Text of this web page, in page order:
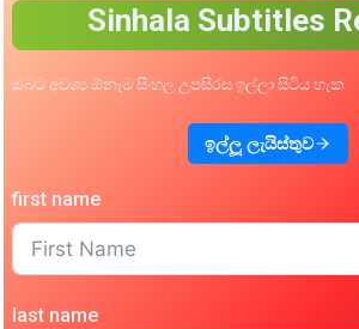
Sinhala Subtitles
ඔබට අවශ්‍ය ඕනෑම සිංහල උපසිරස ඉල්ලා සිටිය හැක
ඉල්ලූ ලැයිස්තුව
first name
last name